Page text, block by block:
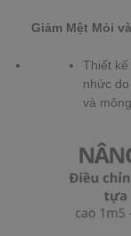
Giảm Mệt Mỏi
Thiết
nhức
và